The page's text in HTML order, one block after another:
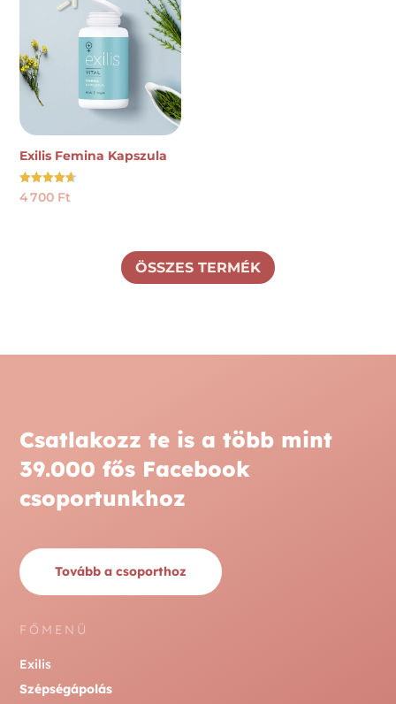
Exilis Femina Kapszula
Értékelés:
4.61
4 700 Ft
ÖSSZES TERMÉK
Csatlakozz te is a több mint
39.000 fős Facebook
csoportunkhoz
Tovább a csoporthoz
FŐMENÜ
Exilis
Szépségápolás